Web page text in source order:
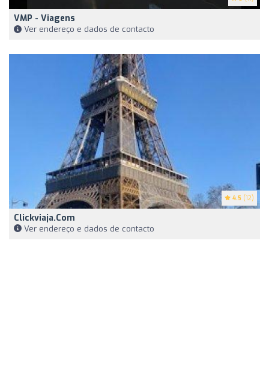
VMP - Viagens
Ver endereço e dados de contacto
4.5 (12)
Clickviaja.com
Ver endereço e dados de contacto